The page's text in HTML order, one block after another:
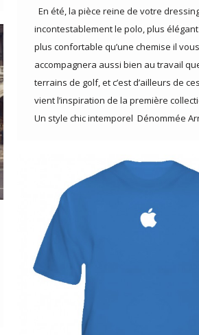
En été, la pièce reine de votre
incontestablement le polo, plus élégant
plus confortable qu’une chemise il vous
accompagnera aussi bien au travail
terrains de golf, et c’est d’ailleurs de
vient l’inspiration de la première
Un style chic intemporel Dénommée